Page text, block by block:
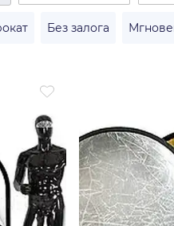
Без залога